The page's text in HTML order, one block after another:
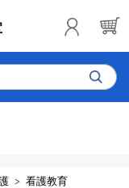
看護教育